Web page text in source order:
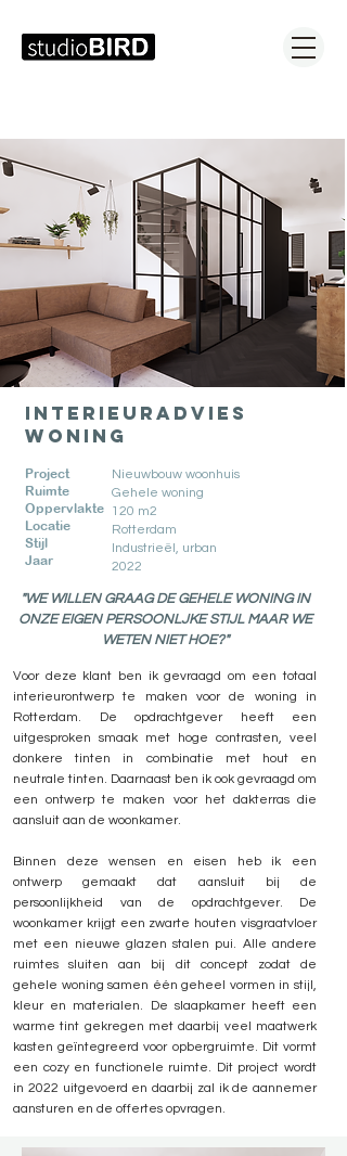
Interieuradvies
woning
Project
Ruimte
Oppervlakte
Locatie
Stijl
Jaar
Nieuwbouw woonhuis
Gehele woning
120 m2
Rotterdam
Industrieël, urban
2022
"WE WILLEN GRAAG DE GEHELE WONING IN
ONZE EIGEN PERSOONLJKE STIJL MAAR WE
WETEN NIET HOE?"
Voor deze klant ben ik gevraagd om een totaal
interieurontwerp te maken voor de woning in
Rotterdam. De opdrachtgever heeft een
uitgesproken smaak met hoge contrasten, veel
donkere tinten in combinatie met hout en
neutrale tinten. Daarnaast ben ik ook gevraagd om
een ontwerp te maken voor het dakterras die
aansluit aan de woonkamer.
Binnen deze wensen en eisen heb ik een
ontwerp gemaakt dat aansluit bij de
persoonlijkheid van de opdrachtgever. De
woonkamer krijgt een zwarte houten visgraatvloer
met een nieuwe glazen stalen pui. Alle andere
ruimtes sluiten aan bij dit concept zodat de
gehele woning samen één geheel vormen in stijl,
kleur en materialen. De slaapkamer heeft een
warme tint gekregen met daarbij veel maatwerk
kasten geïntegreerd voor opbergruimte. Dit vormt
een cozy en functionele ruimte. Dit project wordt
in 2022 uitgevoerd en daarbij zal ik de aannemer
aansturen en de offertes opvragen.